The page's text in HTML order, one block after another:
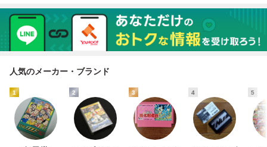
人気のメーカー・ブランド
1 2 3 4 5